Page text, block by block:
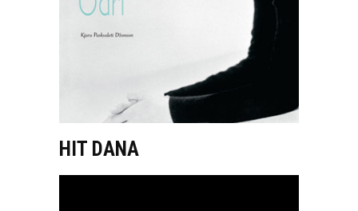
HIT DANA